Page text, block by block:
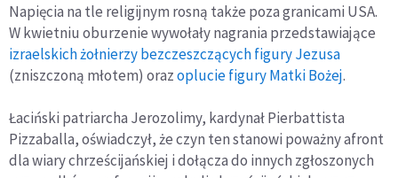
Napięcia na tle religijnym rosną także poza granicami USA.
W kwietniu oburzenie wywołały nagrania przedstawiające
izraelskich żołnierzy bezczeszczących figury Jezusa
(zniszczoną młotem) orazoplucie figury Matki Bożej.
Łaciński patriarcha Jerozolimy, kardynał Pierbattista
Pizzaballa, oświadczył, że czyn ten stanowi poważny afront
dla wiary chrześcijańskiej i dołącza do innych zgłoszonych